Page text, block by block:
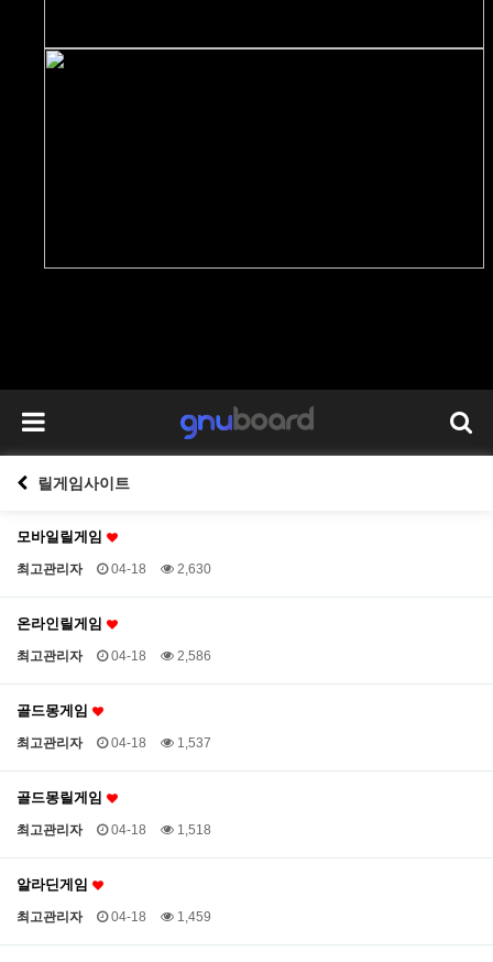
릴게임사이트
모바일릴게임
최고관리자 04-18 2,630
온라인릴게임
최고관리자 04-18 2,586
골드몽게임
최고관리자 04-18 1,537
골드몽릴게임
최고관리자 04-18 1,518
알라딘게임
최고관리자 04-18 1,459